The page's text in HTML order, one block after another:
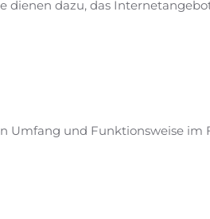
dienen dazu, das
Umfang und Funktionsweise